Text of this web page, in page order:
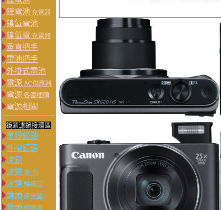
鋰電池 充電器
鎳氫電池
鎳氫電 充電器
垂直把手
電池把手
外掛式電池
電源 AC供應器
電源 各國插頭
電源相關
鏡頭濾鏡接環區
單眼鏡頭
外接鏡頭
濾鏡
濾鏡 盒/包
濾鏡 轉接環
鏡頭 遮光罩
鏡頭 鏡頭蓋